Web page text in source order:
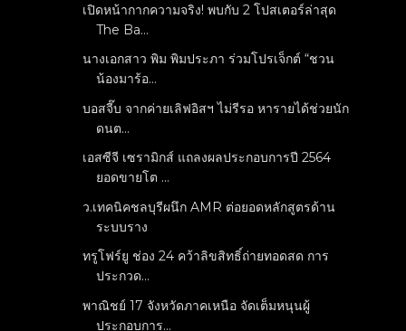
เปิดหน้ากากความจริง! พบกับ 2 โปสเตอร์ล่าสุด
The Ba...
นางเอกสาว พิม พิมประภา ร่วมโปรเจ็กต์ “ชวน
น้องมาร้อ...
บอสจี๊บ จากค่ายเลิฟอิสฯ ไม่รีรอ หารายได้ช่วยนัก
ดนต...
เอสซีจี เซรามิกส์ แถลงผลประกอบการปี 2564
ยอดขายโต ...
ว.เทคนิคชลบุรีผนึก AMR ต่อยอดหลักสูตรด้าน
ระบบราง
ทรูโฟร์ยู ช่อง 24 คว้าลิขสิทธิ์ถ่ายทอดสด การ
ประกวด...
พาณิชย์ 17 จังหวัดภาคเหนือ จัดเต็มหนุนผู้
ประกอบการ...